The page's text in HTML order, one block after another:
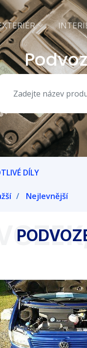
DÍLY
Nejlevnější